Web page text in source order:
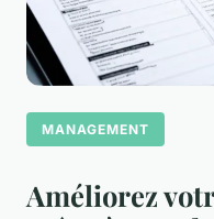
MANAGEMENT
Améliorez